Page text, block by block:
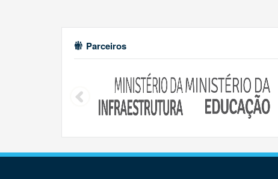
Parceiros